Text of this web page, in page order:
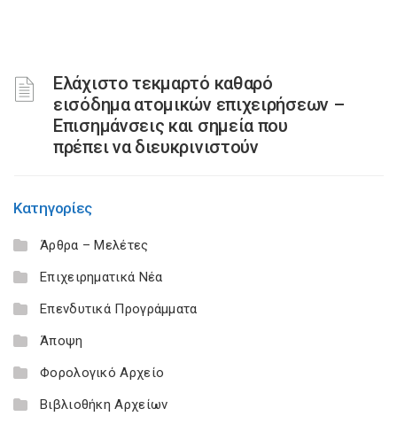
Ελάχιστο τεκμαρτό καθαρό
εισόδημα ατομικών επιχειρήσεων –
Επισημάνσεις και σημεία που
πρέπει να διευκρινιστούν
Κατηγορίες
Άρθρα – Μελέτες
Επιχειρηματικά Νέα
Επενδυτικά Προγράμματα
Άποψη
Φορολογικό Αρχείο
Βιβλιοθήκη Αρχείων